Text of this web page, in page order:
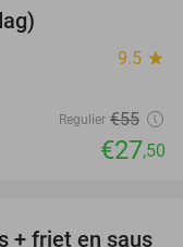
9.5 star
Regulier €55
€27,50
+ friet en saus